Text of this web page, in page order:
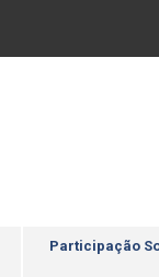
Participação